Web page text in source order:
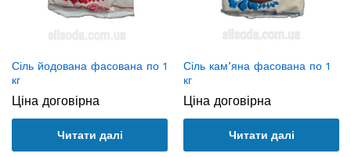
Сіль йодована фасована по 1
кг
Ціна договірна
Читати далі
Сіль кам’яна фасована по 1
кг
Ціна договірна
Читати далі